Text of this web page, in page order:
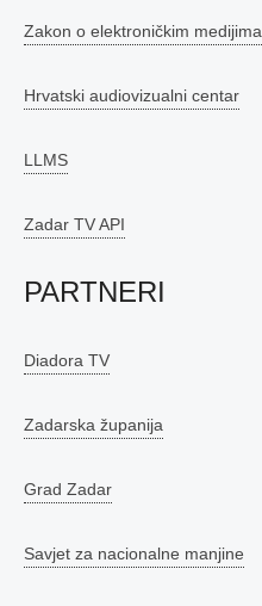
Zakon o elektroničkim medijima
Hrvatski audiovizualni centar
LLMS
Zadar TV API
PARTNERI
Diadora TV
Zadarska županija
Grad Zadar
Savjet za nacionalne manjine